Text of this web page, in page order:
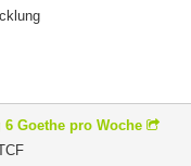
Goethe pro Woche